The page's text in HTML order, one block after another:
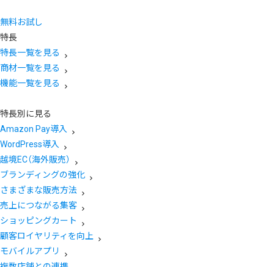
無料お試し
特長
特長一覧を見る
商材一覧を見る
機能一覧を見る
特長別に見る
Amazon Pay導入
WordPress導入
越境EC（海外販売）
ブランディングの強化
さまざまな販売方法
売上につながる集客
ショッピングカート
顧客ロイヤリティを向上
モバイルアプリ